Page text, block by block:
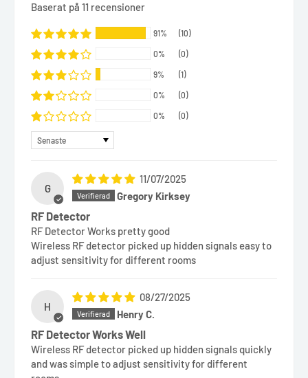
Baserat på 11 recensioner
91% (10)
0% (0)
9% (1)
0% (0)
0% (0)
Sort by
G
11/07/2025
Gregory Kirksey
RF Detector
RF Detector Works pretty good
Wireless RF detector picked up hidden signals easy to
adjust sensitivity for different rooms
H
08/27/2025
Henry C.
RF Detector Works Well
Wireless RF detector picked up hidden signals quickly
and was simple to adjust sensitivity for different